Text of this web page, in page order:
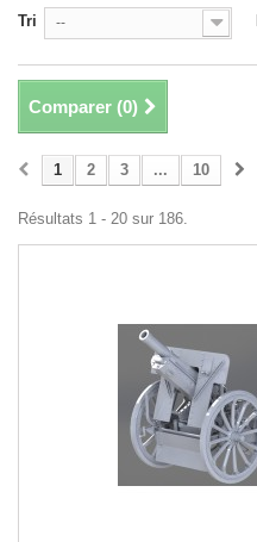
Tri --
Comparer (0)
1 2 3 ... 10
Résultats 1 - 20 sur 186.